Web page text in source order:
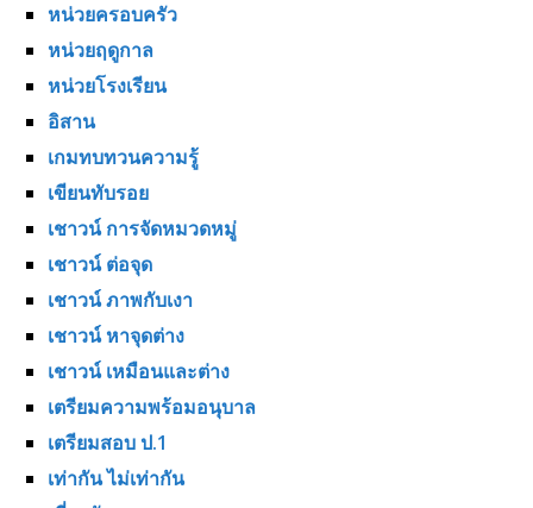
หน่วยครอบครัว
หน่วยฤดูกาล
หน่วยโรงเรียน
อิสาน
เกมทบทวนความรู้
เขียนทับรอย
เชาวน์ การจัดหมวดหมู่
เชาวน์ ต่อจุด
เชาวน์ ภาพกับเงา
เชาวน์ หาจุดต่าง
เชาวน์ เหมือนและต่าง
เตรียมความพร้อมอนุบาล
เตรียมสอบ ป.1
เท่ากัน ไม่เท่ากัน